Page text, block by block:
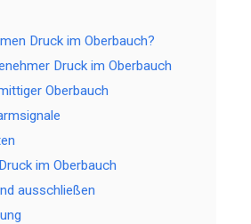
Druck im Oberbauch?
Druck im Oberbauch
Oberbauch
im Oberbauch
ausschließen